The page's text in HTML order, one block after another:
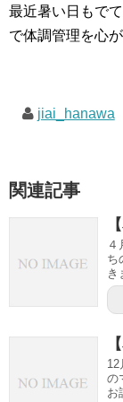
最近暑い日もで
で体調管理を心
jiai_hanawa
関連記事
ち
き
12
の
お